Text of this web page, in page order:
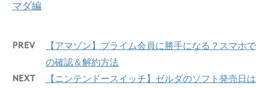
PREV
【アマゾン】プライム会員に勝手になる？スマホで
の確認＆解約方法
NEXT
【ニンテンドースイッチ】ゼルダのソフト発売日は